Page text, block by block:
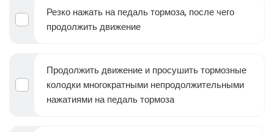
Резко нажать на педаль тормоза, после чего
продолжить движение
Продолжить движение и просушить тормозные
колодки многократными непродолжительными
нажатиями на педаль тормоза